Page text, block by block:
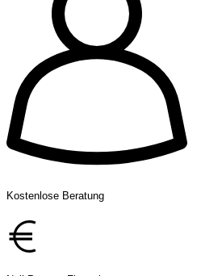
Kostenlose Beratung